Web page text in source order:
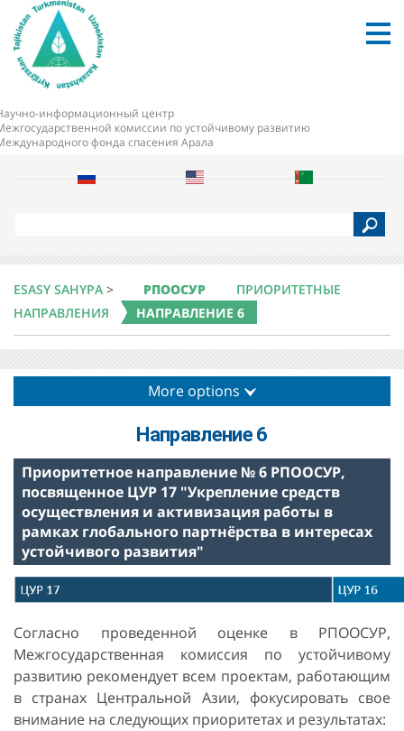
информационный центр
комиссии по устойчивому развитию
фонда спасения Арала
r
h
ESASY SAHYPA > РПООСУР
ПРИОРИТЕТНЫЕ
НАПРАВЛЕНИЯ
НАПРАВЛЕНИЕ 6
More options
Направление 6
Приоритетное направление № 6 РПООСУР,
посвященное ЦУР 17 "Укрепление средств
осуществления и активизация работы в
рамках глобального партнёрства в интересах
устойчивого развития"
Согласно проведенной оценке в РПООСУР,
Межгосударственная комиссия по устойчивому
развитию рекомендует всем проектам, работающим
в странах Центральной Азии, фокусировать свое
внимание на следующих приоритетах и результатах: